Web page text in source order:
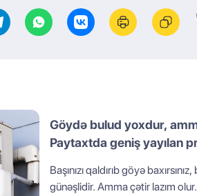
Göydə bulud yoxdur,
Paytaxtda geniş yayılan
Başınızı qaldırıb göyə
günəşlidir. Amma çətir lazım